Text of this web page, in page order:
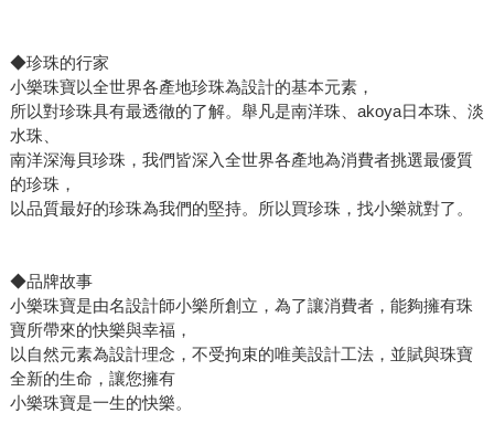
◆珍珠的行家
小樂珠寶以全世界各產地珍珠為設計的基本元素，
所以對珍珠具有最透徹的了解。舉凡是南洋珠、akoya日本珠、淡
水珠、
南洋深海貝珍珠，我們皆深入全世界各產地為消費者挑選最優質
的珍珠，
以品質最好的珍珠為我們的堅持。所以買珍珠，找小樂就對了。
◆品牌故事
小樂珠寶是由名設計師小樂所創立，為了讓消費者，能夠擁有珠
寶所帶來的快樂與幸福，
以自然元素為設計理念，不受拘束的唯美設計工法，並賦與珠寶
全新的生命，讓您擁有
小樂珠寶是一生的快樂。